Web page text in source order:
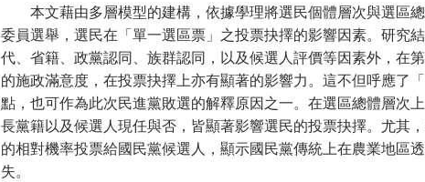
本文藉由多層模型的建構，依據學理將選民個體層次與選區
委員選舉，選民在「單一選區票」之投票抉擇的影響因素。研究
代、省籍、政黨認同、族群認同，以及候選人評價等因素外，在
的施政滿意度，在投票抉擇上亦有顯著的影響力。這不但呼應了
點，也可作為此次民進黨敗選的解釋原因之一。在選區總體層次
長黨籍以及候選人現任與否，皆顯著影響選民的投票抉擇。尤其
的相對機率投票給國民黨候選人，顯示國民黨傳統上在農業地區
失。